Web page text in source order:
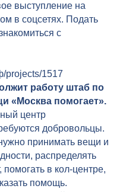
выступление на
в соцсетях. Подать
с
projects/1517
работу штаб по
«Москва помогает».
центр
добровольцы.
принимать вещи и
распределять
помогать в кол-центре,
помощь.